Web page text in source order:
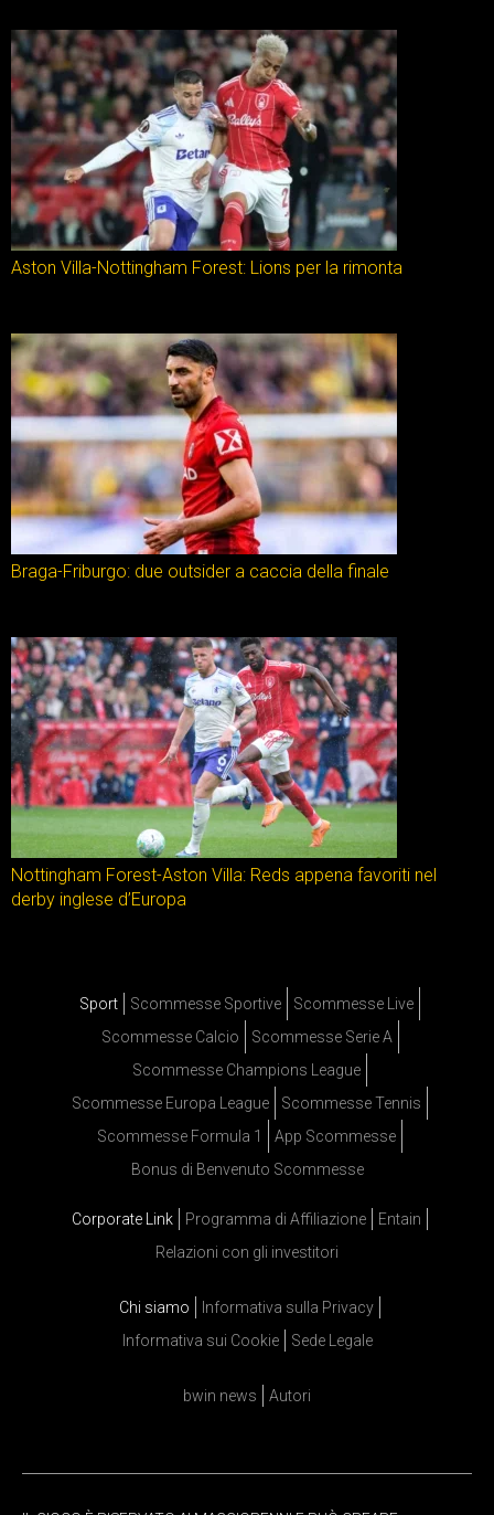
Aston Villa-Nottingham Forest: Lions per la rimonta
Braga-Friburgo: due outsider a caccia della finale
Nottingham Forest-Aston Villa: Reds appena favoriti nel
derby inglese d’Europa
Sport Scommesse Sportive
Scommesse Live
Scommesse Calcio
Scommesse Serie A
Scommesse Champions League
Scommesse Europa League
Scommesse Tennis
Scommesse Formula 1
App Scommesse
Bonus di Benvenuto Scommesse
Corporate Link Programma di Affiliazione
Entain
Relazioni con gli investitori
Chi siamo
Informativa sulla Privacy
Informativa sui Cookie
Sede Legale
bwin news Autori